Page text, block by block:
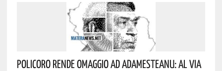
Policoro Rende Omaggio Ad Adamesteanu: Al Via